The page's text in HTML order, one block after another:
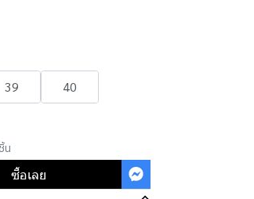
39
40
น
ซื้อเลย